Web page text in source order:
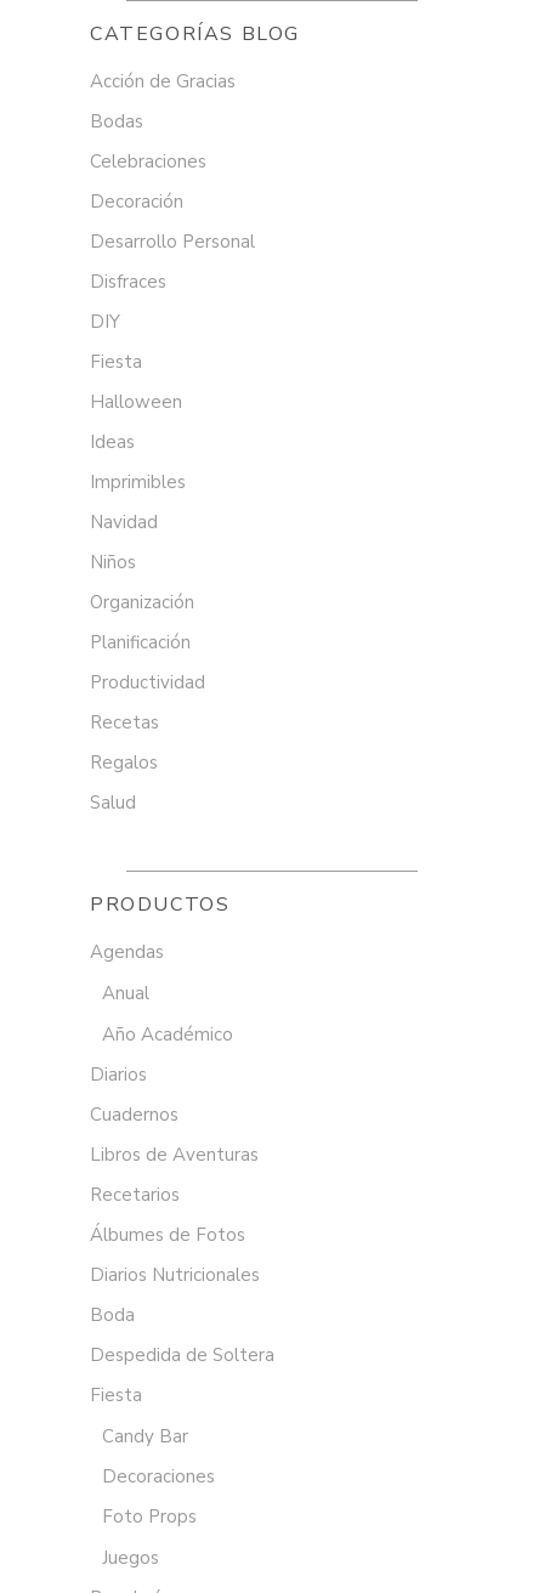
CATEGORÍAS BLOG
Acción de Gracias
Bodas
Celebraciones
Decoración
Desarrollo Personal
Disfraces
DIY
Fiesta
Halloween
Ideas
Imprimibles
Navidad
Niños
Organización
Planificación
Productividad
Recetas
Regalos
Salud
PRODUCTOS
Agendas
Anual
Año Académico
Diarios
Cuadernos
Libros de Aventuras
Recetarios
Álbumes de Fotos
Diarios Nutricionales
Boda
Despedida de Soltera
Fiesta
Candy Bar
Decoraciones
Foto Props
Juegos